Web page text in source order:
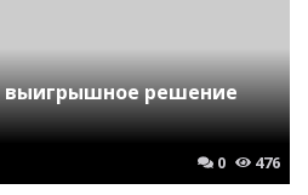
выигрышное решение
0 476